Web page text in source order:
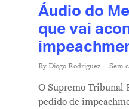
Áudio do
que vai
By Diogo Rodriguez Sem
O Supremo Tribunal
pedido de